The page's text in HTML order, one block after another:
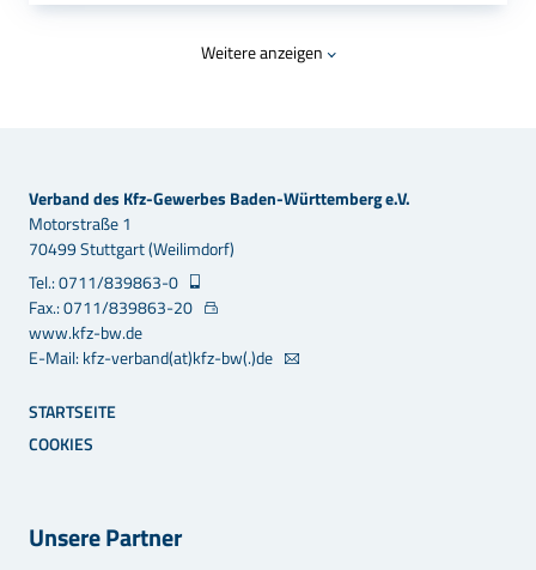
Weitere anzeigen
Verband des Kfz-Gewerbes Baden-Württemberg e.V.
Motorstraße 1
70499 Stuttgart (Weilimdorf)
Tel.: 0711/839863-0
Fax.: 0711/839863-20
www.kfz-bw.de
E-Mail: kfz-verband(at)kfz-bw(.)de
STARTSEITE
COOKIES
Unsere Partner